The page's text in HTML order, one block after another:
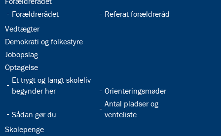
32.22:
Forældrerådet 32.23:
Referat forældreråd
32.24:
Vedtægter
32.25:
Demokrati og folkestyre
32.26:
Jobopslag
32.27:
Optagelse
32.28:
Et trygt og langt skoleliv
begynder her
32.29:
Orienteringsmøder
32.30:
Sådan gør du
32.31:
Antal pladser og
venteliste
32.32:
Skolepenge